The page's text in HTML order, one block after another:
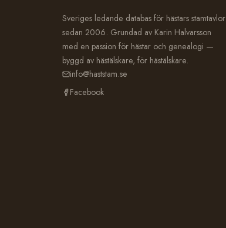
Sveriges ledande databas för hästars stamtavlor
sedan 2006. Grundad av Karin Halvarsson
med en passion för hästar och genealogi —
byggd av hästälskare, för hästälskare.
info@haststam.se
Facebook